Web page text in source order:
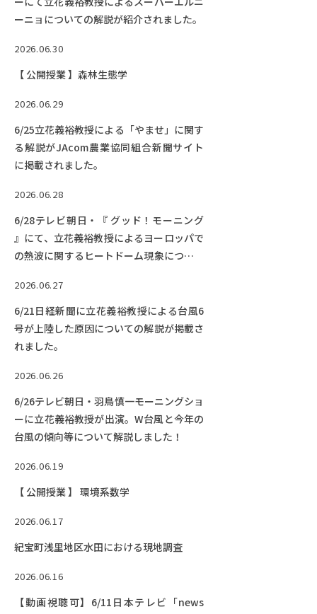
ーニョについての解説が紹介されました。
2026.06.30
【 公開授業 】森林生態学
2026.06.29
6/25立花義裕教授による「やませ」に関す
る解説がJAcom農業協同組合新聞サイト
に掲載されました。
2026.06.28
6/28テレビ朝日・『 グッド！モーニング
』にて、立花義裕教授によるヨーロッパで
の熱波に関するヒートドーム現象について
2026.06.27
6/21日経新聞に立花義裕教授による台風6
号が上陸した原因についての解説が掲載さ
れました。
2026.06.26
6/26テレビ朝日・羽鳥慎一モーニングショ
ーに立花義裕教授が出演。W台風と今年の
台風の傾向等について解説しました！
2026.06.19
【 公開授業 】 環境系数学
2026.06.17
紀宝町浅里地区水田における現地調査
2026.06.16
【動画視聴可】6/11日本テレビ「news